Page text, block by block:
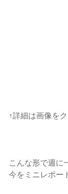
↑詳細は画像をク
こんな形で週に
今をミニレポー